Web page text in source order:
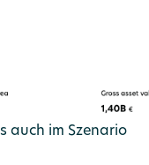
auch im Szenario